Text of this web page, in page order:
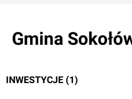
Gmina
INWESTYCJE (1)